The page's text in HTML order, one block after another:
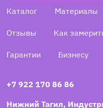
Каталог Материалы
Отзывы Как
Гарантии Бизнесу
+7 922 170 86 86
Нижний Тагил,